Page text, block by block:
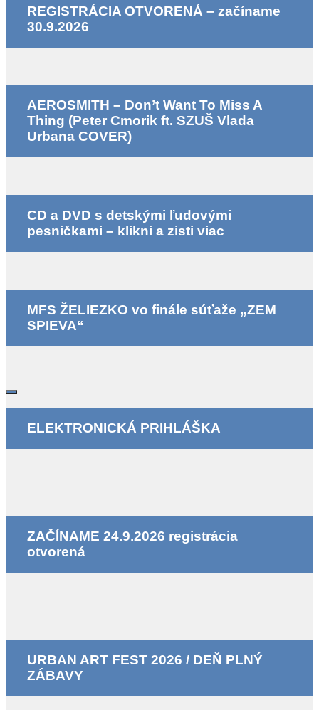
REGISTRÁCIA OTVORENÁ – začíname
30.9.2026
AEROSMITH – Don’t Want To Miss A
Thing (Peter Cmorik ft. SZUŠ Vlada
Urbana COVER)
CD a DVD s detskými ľudovými
pesničkami – klikni a zisti viac
MFS ŽELIEZKO vo finále súťaže „ZEM
SPIEVA“
ELEKTRONICKÁ PRIHLÁŠKA
ZAČÍNAME 24.9.2026 registrácia
otvorená
URBAN ART FEST 2026 / DEŇ PLNÝ
ZÁBAVY